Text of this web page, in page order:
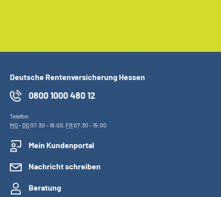
Deutsche Rentenversicherung Hessen
0800 1000 480 12
Telefon
MO- DO07:30 - 18:00, FR07:30 - 15:00
Mein Kundenportal
Nachricht schreiben
Beratung